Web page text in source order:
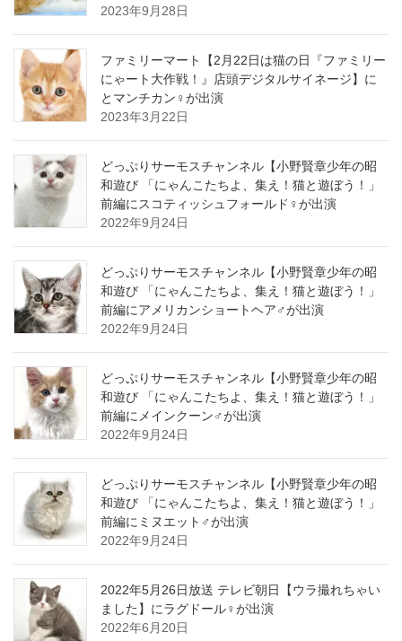
2023年9月28日
ファミリーマート【2月22日は猫の日『ファミリー
にゃート大作戦！』店頭デジタルサイネージ】に
とマンチカン♀が出演
2023年3月22日
どっぷりサーモスチャンネル【小野賢章少年の昭
和遊び 「にゃんこたちよ、集え！猫と遊ぼう！」
前編にスコティッシュフォールド♀が出演
2022年9月24日
どっぷりサーモスチャンネル【小野賢章少年の昭
和遊び 「にゃんこたちよ、集え！猫と遊ぼう！」
前編にアメリカンショートヘア♂が出演
2022年9月24日
どっぷりサーモスチャンネル【小野賢章少年の昭
和遊び 「にゃんこたちよ、集え！猫と遊ぼう！」
前編にメインクーン♂が出演
2022年9月24日
どっぷりサーモスチャンネル【小野賢章少年の昭
和遊び 「にゃんこたちよ、集え！猫と遊ぼう！」
前編にミヌエット♂が出演
2022年9月24日
2022年5月26日放送 テレビ朝日【ウラ撮れちゃい
ました】にラグドール♀が出演
2022年6月20日